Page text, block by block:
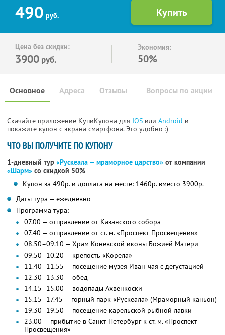
490 руб.
Цена без скидки:
3900 руб.
Экономия:
50%
Основное Отзывы Вопросы по акции
Адреса
Скачайте приложение КупиКупона для IOS или Android и
покажите купон с экрана смартфона. Это удобно :)
ЧТО ВЫ ПОЛУЧИТЕ ПО КУПОНУ
1-дневный тур «Рускеала — мраморное царство» от компании
«Шарм» со скидкой 50%
Купон за 490р. и доплата на месте: 1460р. вместо 3900р.
Даты тура — ежедневно
Программа тура:
07.00 — отправление от Казанского собора
07.40 — отправление от ст. м. «Проспект Просвещения»
08.50–09.10 — Храм Коневской иконы Божией Матери
09.50–10.20 — крепость «Корела»
11.40–11.55 — посещение музея Иван-чая с дегустацией
12.30–13.30 — обед
14.15–15.00 — водопады Ахвенкоски
15.15–17.45 — горный парк «Рускеала» (Мраморный каньон)
19.30–19.50 — посещение карельской рыбной лавки
23.00 — прибытие в Санкт-Петербург к ст. м. «Проспект
Просвещения»